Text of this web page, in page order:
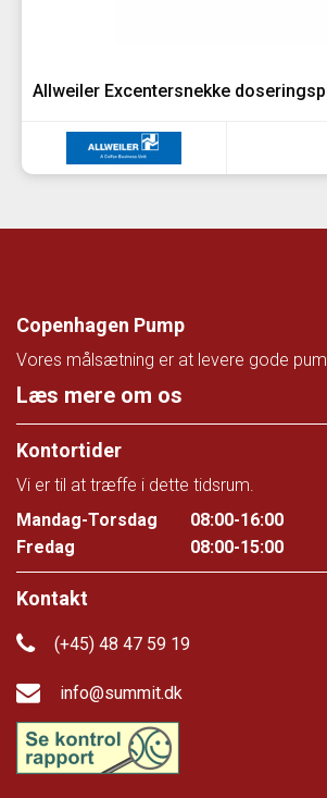
Allweiler Excentersnekke
Copenhagen Pump
Vores målsætning er at levere gode
Læs mere om os
Kontortider
Vi er til at træffe i dette tidsrum.
Mandag-Torsdag
Fredag
08:00-16:00
08:00-15:00
Kontakt
(+45) 48 47 59 19
info@summit.dk